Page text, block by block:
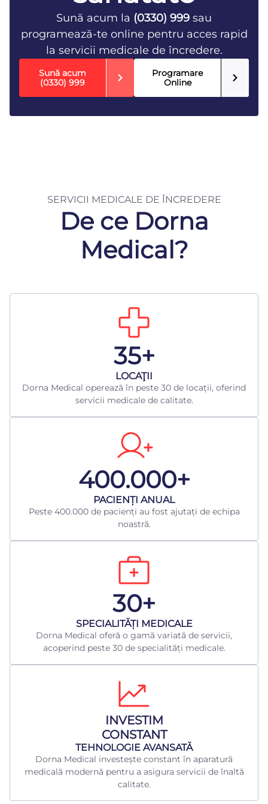
Sună acum la (0330) 999 sau
programează-te online pentru acces rapid
la servicii medicale de încredere.
Sună acum
(0330) 999
Programare
Online
SERVICII MEDICALE DE ÎNCREDERE
De ce Dorna
Medical?
35+
LOCAŢII
Dorna Medical operează în peste 30 de locații, oferind
servicii medicale de calitate.
400.000+
​PACIENȚI ANUAL
Peste 400.000 de pacienți au fost ajutați de echipa
noastră.
30+
​SPECIALITĂȚI MEDICALE
Dorna Medical oferă o gamă variată de servicii,
acoperind peste 30 de specialități medicale.
INVESTIM
CONSTANT
TEHNOLOGIE AVANSATĂ
Dorna Medical investește constant în aparatură
medicală modernă pentru a asigura servicii de înaltă
calitate.